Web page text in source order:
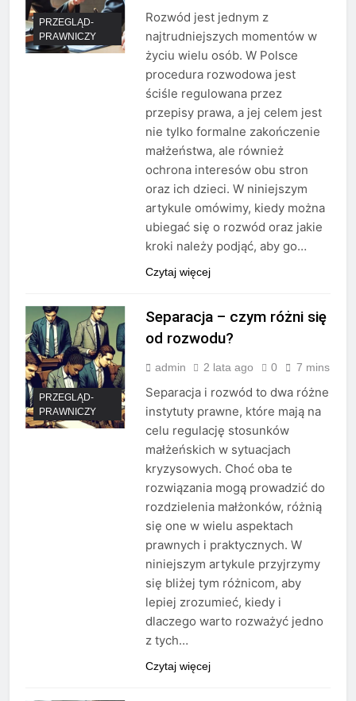
PRZEGLĄD-
PRAWNICZY
Rozwód jest jednym z
najtrudniejszych momentów w
życiu wielu osób. W Polsce
procedura rozwodowa jest
ściśle regulowana przez
przepisy prawa, a jej celem jest
nie tylko formalne zakończenie
małżeństwa, ale również
ochrona interesów obu stron
oraz ich dzieci. W niniejszym
artykule omówimy, kiedy można
ubiegać się o rozwód oraz jakie
kroki należy podjąć, aby go…
Czytaj więcej
PRZEGLĄD-
PRAWNICZY
Separacja – czym różni się
od rozwodu?
admin 2 lata ago 0 7 mins
Separacja i rozwód to dwa różne
instytuty prawne, które mają na
celu regulację stosunków
małżeńskich w sytuacjach
kryzysowych. Choć oba te
rozwiązania mogą prowadzić do
rozdzielenia małżonków, różnią
się one w wielu aspektach
prawnych i praktycznych. W
niniejszym artykule przyjrzymy
się bliżej tym różnicom, aby
lepiej zrozumieć, kiedy i
dlaczego warto rozważyć jedno
z tych…
Czytaj więcej